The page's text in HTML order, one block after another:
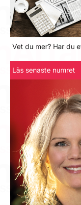
Vet du mer? Har du
Läs senaste numret